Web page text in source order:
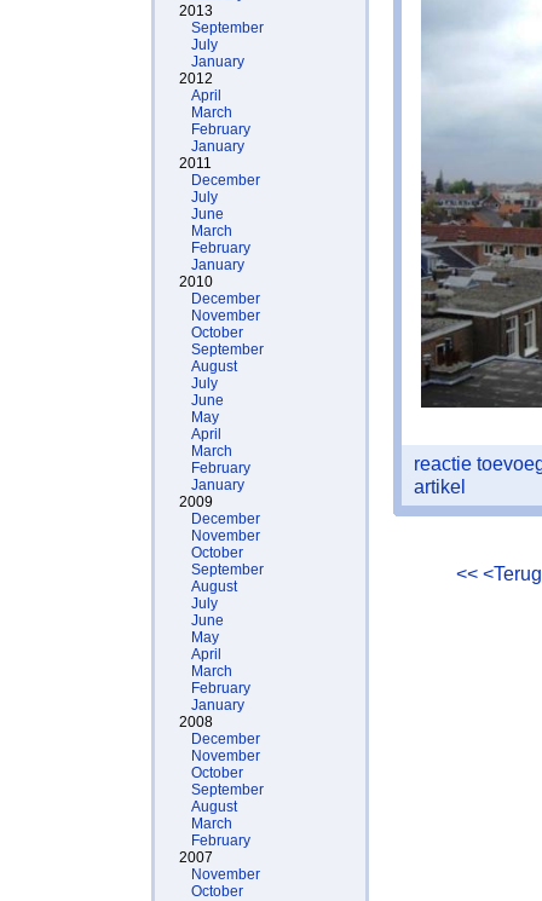
2013
September
July
January
2012
April
March
February
January
2011
December
July
June
March
February
January
2010
December
November
October
September
August
July
June
May
April
March
February
January
2009
December
November
October
September
August
July
June
May
April
March
February
January
2008
December
November
October
September
August
March
February
2007
November
October
reactie
artikel
<<